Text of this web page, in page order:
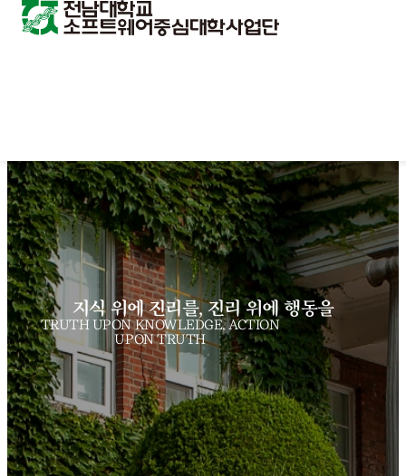
지식 위에 진리를, 진리 위에 행동을
TRUTH UPON KNOWLEDGE, ACTION
UPON TRUTH